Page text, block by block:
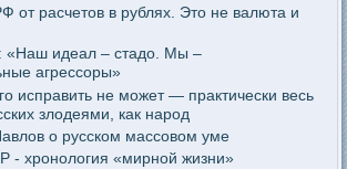
от расчетов в рублях. Это не валюта и
«Наш идеал – стадо. Мы –
агрессоры»
исправить не может — практически весь
злодеями, как народ
о русском массовом уме
- хронология «мирной жизни»